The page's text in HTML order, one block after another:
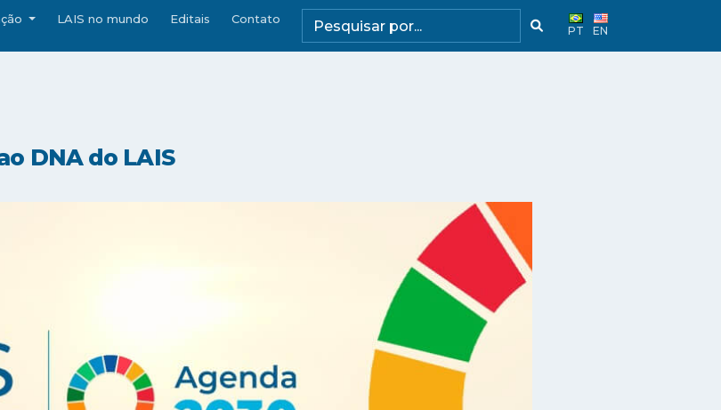
LAIS no mundo Editais Contato
PT EN
DNA do LAIS